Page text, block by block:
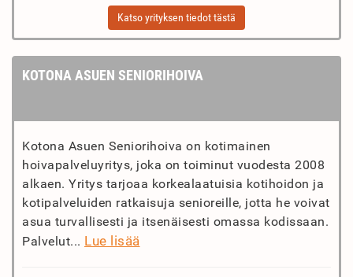
Katso yrityksen tiedot tästä
KOTONA ASUEN SENIORIHOIVA
Kotona Asuen Seniorihoiva on kotimainen
hoivapalveluyritys, joka on toiminut vuodesta 2008
alkaen. Yritys tarjoaa korkealaatuisia kotihoidon ja
kotipalveluiden ratkaisuja senioreille, jotta he voivat
asua turvallisesti ja itsenäisesti omassa kodissaan.
Palvelut... Lue lisää